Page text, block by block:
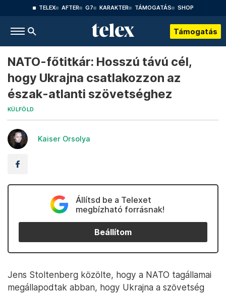
TELEX AFTER G7 KARAKTER TÁMOGATÁS SHOP
Támogatás
NATO-főtitkár: Hosszú távú cél,
hogy Ukrajna csatlakozzon az
észak-atlanti szövetséghez
KÜLFÖLD
Kaiser Orsolya
Állítsd be a Telexet
megbízható forrásnak!
Beállítom
Jens Stoltenberg közölte, hogy a NATO tagállamai
megállapodtak abban, hogy Ukrajna a szövetség